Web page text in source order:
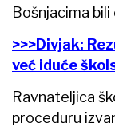
Bošnjacima
>>>Divjak:
već iduće
Ravnateljica
proceduru